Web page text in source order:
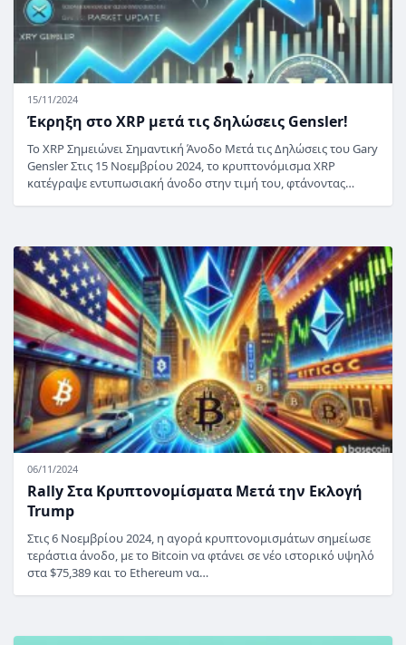
15/11/2024
Έκρηξη στο XRP μετά τις δηλώσεις Gensler!
Το XRP Σημειώνει Σημαντική Άνοδο Μετά τις Δηλώσεις του Gary
Gensler Στις 15 Νοεμβρίου 2024, το κρυπτονόμισμα XRP
κατέγραψε εντυπωσιακή άνοδο στην τιμή του, φτάνοντας…
06/11/2024
Rally Στα Κρυπτονομίσματα Μετά την Εκλογή
Trump
Στις 6 Νοεμβρίου 2024, η αγορά κρυπτονομισμάτων σημείωσε
τεράστια άνοδο, με το Bitcoin να φτάνει σε νέο ιστορικό υψηλό
στα $75,389 και το Ethereum να…